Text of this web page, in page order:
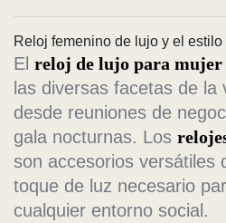
Reloj femenino de lujo y el
El reloj de lujo para mujer
las diversas facetas de la
desde reuniones de
gala nocturnas. Los
son accesorios versátiles
toque de luz necesario
cualquier entorno social.